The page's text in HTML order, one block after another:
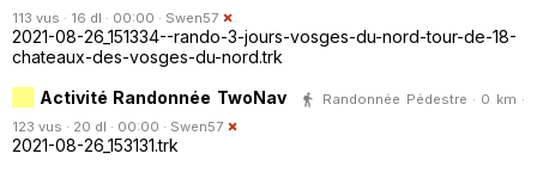
113 vus · 16 dl · 00:00 · Swen57
2021-08-26_151334--rando-3-jours-vosges-du-nord-tour-de-18-
chateaux-des-vosges-du-nord.trk
Activité Randonnée TwoNav
Randonnée Pédestre · 0 km ·
123 vus · 20 dl · 00:00 · Swen57
2021-08-26_153131.trk